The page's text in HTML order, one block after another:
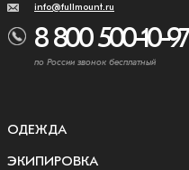
info@fullmount.ru
8 800 500-10-97
по России звонок бесплатный
ОДЕЖДА
ЭКИПИРОВКА